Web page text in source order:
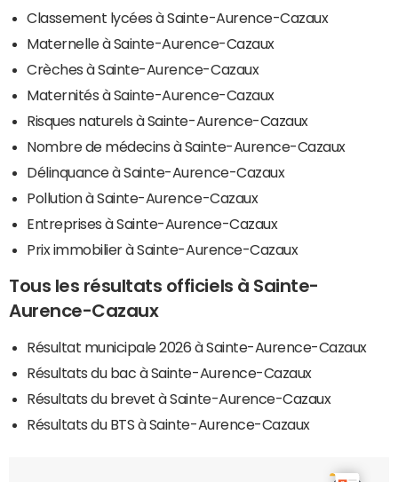
Classement lycées à Sainte-Aurence-Cazaux
Maternelle à Sainte-Aurence-Cazaux
Crèches à Sainte-Aurence-Cazaux
Maternités à Sainte-Aurence-Cazaux
Risques naturels à Sainte-Aurence-Cazaux
Nombre de médecins à Sainte-Aurence-Cazaux
Délinquance à Sainte-Aurence-Cazaux
Pollution à Sainte-Aurence-Cazaux
Entreprises à Sainte-Aurence-Cazaux
Prix immobilier à Sainte-Aurence-Cazaux
Tous les résultats officiels à Sainte-
Aurence-Cazaux
Résultat municipale 2026 à Sainte-Aurence-Cazaux
Résultats du bac à Sainte-Aurence-Cazaux
Résultats du brevet à Sainte-Aurence-Cazaux
Résultats du BTS à Sainte-Aurence-Cazaux